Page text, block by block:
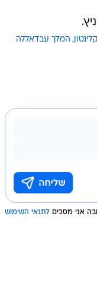
המלך עבדאללה
אני מסכים לתנאי השימוש